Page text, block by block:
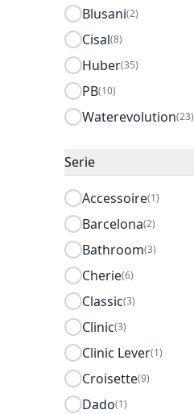
Blusani(2)
Cisal(8)
Huber(35)
PB(10)
Waterevolution(23)
Serie
Accessoire(1)
Barcelona(2)
Bathroom(3)
Cherie(6)
Classic(3)
Clinic(3)
Clinic Lever(1)
Croisette(9)
Dado(1)